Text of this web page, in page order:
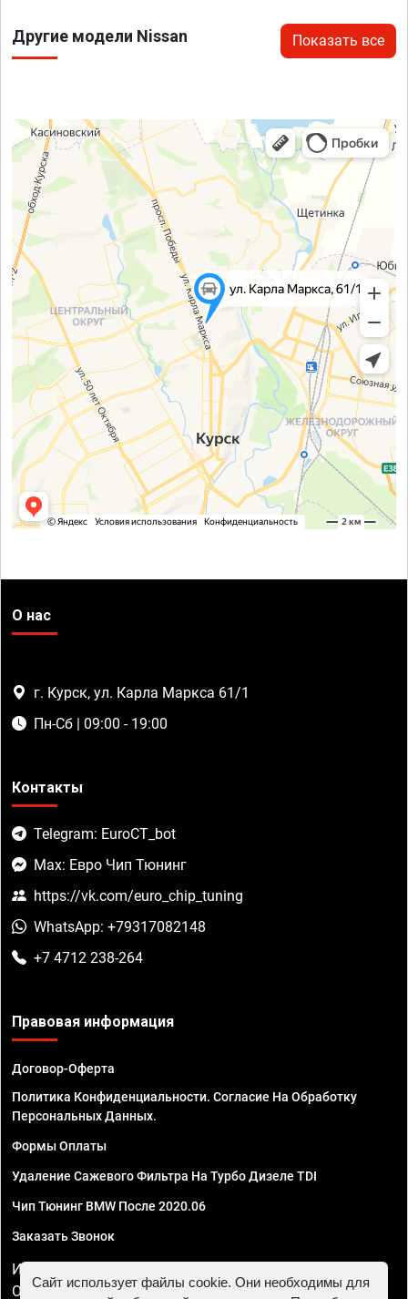
Другие модели Nissan Показать все
О нас
г. Курск, ул. Карла Маркса 61/1
Пн-Сб | 09:00 - 19:00
Контакты
Telegram: EuroCT_bot
Max: Евро Чип Тюнинг
https://vk.com/euro_chip_tuning
WhatsApp: +79317082148
+7 4712 238-264
Правовая информация
Договор-Оферта
Политика Конфиденциальности. Согласие На Обработку
Персональных Данных.
Формы Оплаты
Удаление Сажевого Фильтра На Турбо Дизеле TDI
Чип Тюнинг BMW После 2020.06
Заказать Звонок
ИП Смирнов Георгий Павлович. ИНН 781302555843,
ОГРНИП 324470400032610
Сайт использует файлы cookie. Они необходимы для